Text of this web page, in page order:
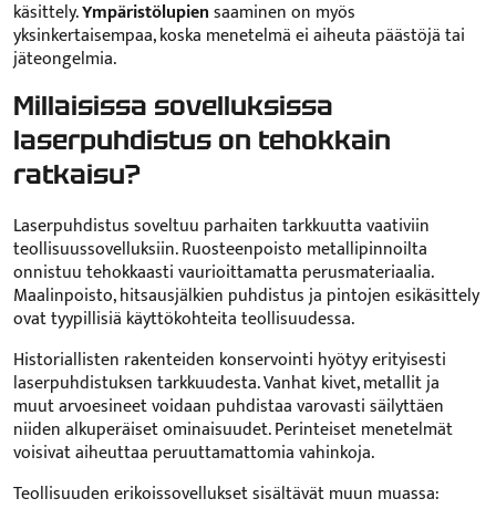
käsittely.Ympäristölupiensaaminen on myös
yksinkertaisempaa, koska menetelmä ei aiheuta päästöjä tai
jäteongelmia.
Millaisissa sovelluksissa
laserpuhdistus on tehokkain
ratkaisu?
Laserpuhdistus soveltuu parhaiten tarkkuutta vaativiin
teollisuussovelluksiin. Ruosteenpoisto metallipinnoilta
onnistuu tehokkaasti vaurioittamatta perusmateriaalia.
Maalinpoisto, hitsausjälkien puhdistus ja pintojen esikäsittely
ovat tyypillisiä käyttökohteita teollisuudessa.
Historiallisten rakenteiden konservointi hyötyy erityisesti
laserpuhdistuksen tarkkuudesta. Vanhat kivet, metallit ja
muut arvoesineet voidaan puhdistaa varovasti säilyttäen
niiden alkuperäiset ominaisuudet. Perinteiset menetelmät
voisivat aiheuttaa peruuttamattomia vahinkoja.
Teollisuuden erikoissovellukset sisältävät muun muassa: